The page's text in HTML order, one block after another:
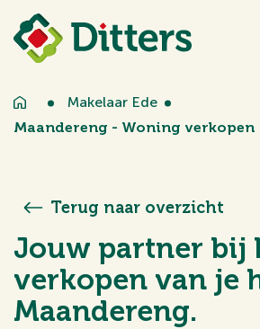
Makelaar Ede
Maandereng - Woning verkopen
Jouw partner bij
verkopen van je
Maandereng.
Terug naar overzicht